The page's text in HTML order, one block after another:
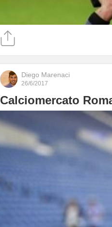
Diego Marenaci
26/6/2017
Calciomercato